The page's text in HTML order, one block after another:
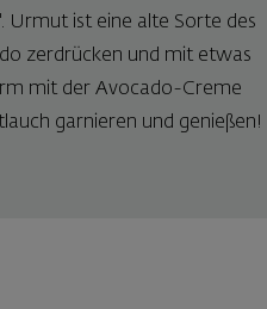
Urmut ist eine alte Sorte des
zerdrücken und mit etwas
mit der Avocado-Creme
garnieren und genießen!